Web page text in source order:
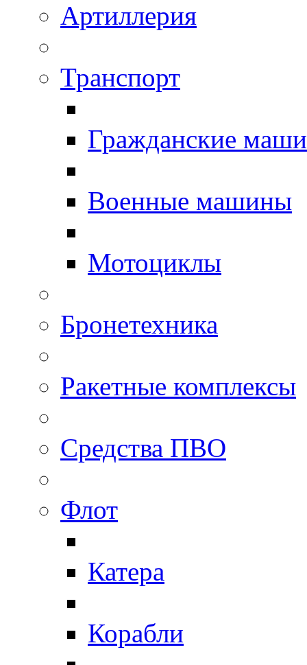
Артиллерия
Транспорт
Гражданские
Военные машины
Мотоциклы
Бронетехника
Ракетные комплексы
Средства ПВО
Флот
Катера
Корабли